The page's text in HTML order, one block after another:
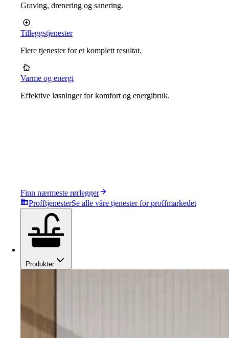
Graving, drenering og sanering.
Tilleggstjenester
Flere tjenester for et komplett resultat.
Varme og energi
Effektive løsninger for komfort og energibruk.
Finn nærmeste rørlegger
ProfftjenesterSe alle våre tjenester for proffmarkedet
Produkter